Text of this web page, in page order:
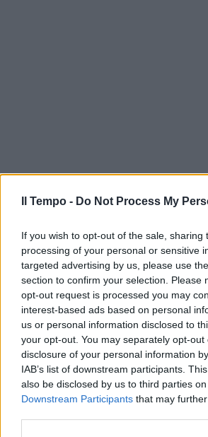
Il Tempo - Do Not Process My
If you wish to opt-out of the sale, sharing
processing of your personal or sensitive
targeted advertising by us, please use
section to confirm your selection. Please
opt-out request is processed you may
interest-based ads based on personal
us or personal information disclosed to
your opt-out. You may separately opt-
disclosure of your personal information
IAB’s list of downstream participants.
also be disclosed by us to third parties
Downstream Participants that may